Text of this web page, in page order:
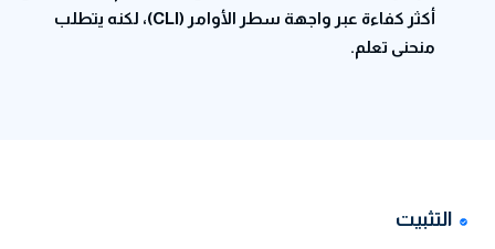
أكثر كفاءة عبر واجهة سطر الأوامر (CLI)، لكنه يتطلب
منحنى تعلم.
التثبيت